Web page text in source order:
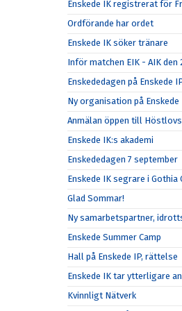
Enskede IK registrerat för
Ordförande har ordet
Enskede IK söker tränare
Inför matchen EIK - AIK den
Enskededagen på Enskede
Ny organisation på
Anmälan öppen till
Enskede IK:s akademi
Enskededagen 7 september
Enskede IK segrare i Gothia
Glad Sommar!
Ny samarbetspartner,
Enskede Summer Camp
Hall på Enskede IP, rättelse
Enskede IK tar ytterligare
Kvinnligt Nätverk